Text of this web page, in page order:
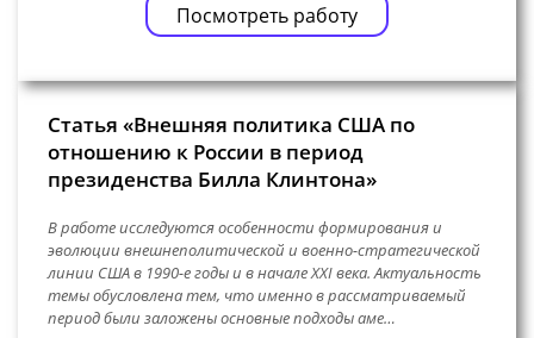
Посмотреть работу
Статья «Внешняя политика США по
отношению к России в период
президенства Билла Клинтона»
В работе исследуются особенности формирования и
эволюции внешнеполитической и военно-стратегической
линии США в 1990-е годы и в начале XXI века. Актуальность
темы обусловлена тем, что именно в рассматриваемый
период были заложены основные подходы аме…